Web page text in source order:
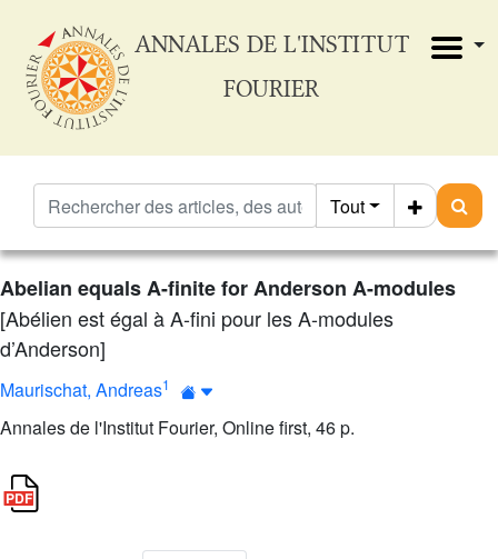
ANNALES DE L'INSTITUT
FOURIER
Tout
Abelian equals A-finite for Anderson A-modules
[Abélien est égal à A-fini pour les A-modules
d’Anderson]
Maurischat, Andreas1
Annales de l'Institut Fourier, Online first, 46 p.